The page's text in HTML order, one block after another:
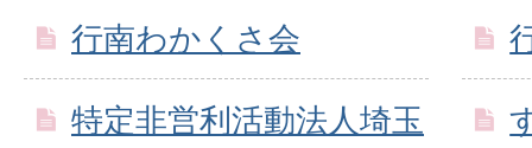
行南わかくさ会
特定非営利活動法人埼玉